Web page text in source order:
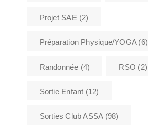
Projet SAE(2)
Préparation Physique/YOGA(6)
Randonnée (4) RSO (2)
Sortie Enfant (12)
Sorties Club ASSA(98)